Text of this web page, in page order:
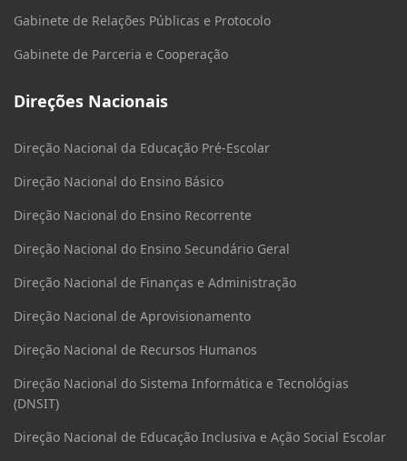
Gabinete de Relações Públicas e Protocolo
Gabinete de Parceria e Cooperação
Direções Nacionais
Direção Nacional da Educação Pré-Escolar
Direção Nacional do Ensino Básico
Direção Nacional do Ensino Recorrente
Direção Nacional do Ensino Secundário Geral
Direção Nacional de Finanças e Administração
Direção Nacional de Aprovisionamento
Direção Nacional de Recursos Humanos
Direção Nacional do Sistema Informática e Tecnológias
(DNSIT)
Direção Nacional de Educação Inclusiva e Ação Social Escolar